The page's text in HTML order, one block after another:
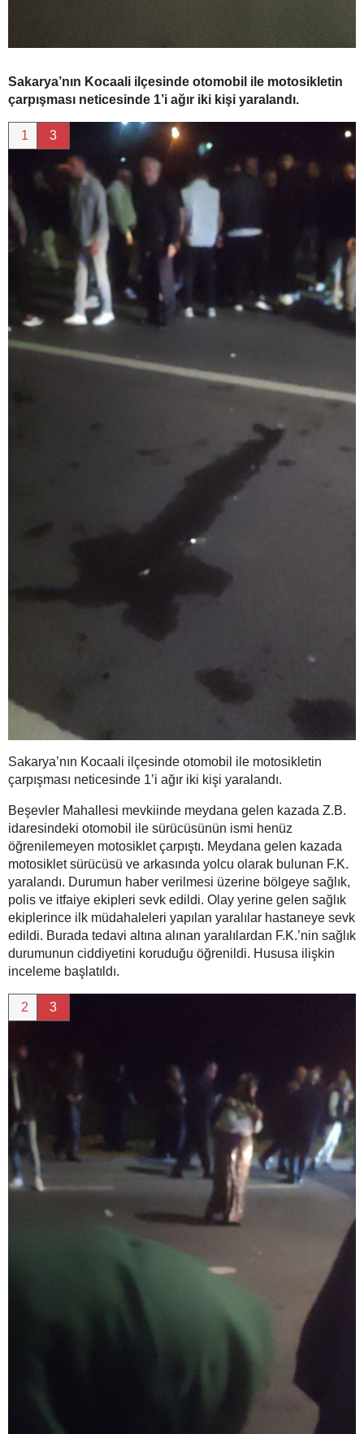
Sakarya’nın Kocaali ilçesinde otomobil ile motosikletin
çarpışması neticesinde 1’i ağır iki kişi yaralandı.
1 3
Sakarya’nın Kocaali ilçesinde otomobil ile motosikletin
çarpışması neticesinde 1’i ağır iki kişi yaralandı.
Beşevler Mahallesi mevkiinde meydana gelen kazada Z.B.
idaresindeki otomobil ile sürücüsünün ismi henüz
öğrenilemeyen motosiklet çarpıştı. Meydana gelen kazada
motosiklet sürücüsü ve arkasında yolcu olarak bulunan F.K.
yaralandı. Durumun haber verilmesi üzerine bölgeye sağlık,
polis ve itfaiye ekipleri sevk edildi. Olay yerine gelen sağlık
ekiplerince ilk müdahaleleri yapılan yaralılar hastaneye sevk
edildi. Burada tedavi altına alınan yaralılardan F.K.’nin sağlık
durumunun ciddiyetini koruduğu öğrenildi. Hususa ilişkin
inceleme başlatıldı.
2 3